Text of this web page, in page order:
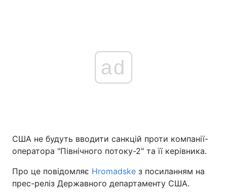
Україна Політика
Економіка Світ
ad
США не будуть вводити санкцій проти компанії-
оператора "Північного потоку-2" та її керівника.
Про це повідомляє Нromadske з посиланням на
прес-реліз Державного департаменту США.